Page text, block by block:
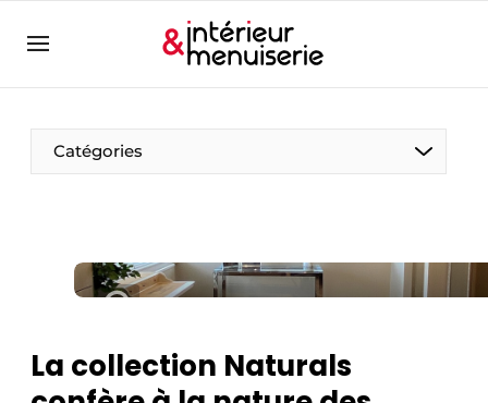
Contact
Contact
Emploi
EntreprisesMerci de votre inscription
S’inscrire
Catégories
La collection Naturals